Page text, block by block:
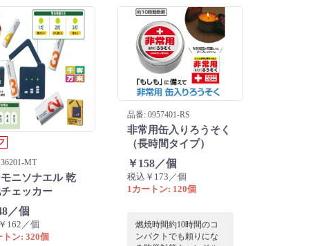
MT
ニソナエル 乾
ェッカー
／個
162／個
トン: 320個
品番: 0957401-RS
非常用缶入りろうそく
（長時間タイプ）
￥158／個
税込￥173／個
1カートン: 120個
燃焼時間約10時間のコ
ンパクトでも頼りにな